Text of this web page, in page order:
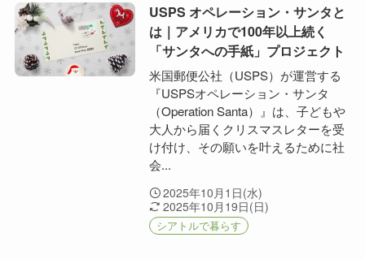
USPS オペレーション・サンタと
は｜アメリカで100年以上続く
「サンタへの手紙」プロジェクト
米国郵便公社（USPS）が運営する
『USPSオペレーション・サンタ
（Operation Santa）』は、子どもや
大人から届くクリスマスレターを受
け付け、その願いを叶えるために社
会...
2025年10月1日(水)
2025年10月19日(日)
シアトルで暮らす